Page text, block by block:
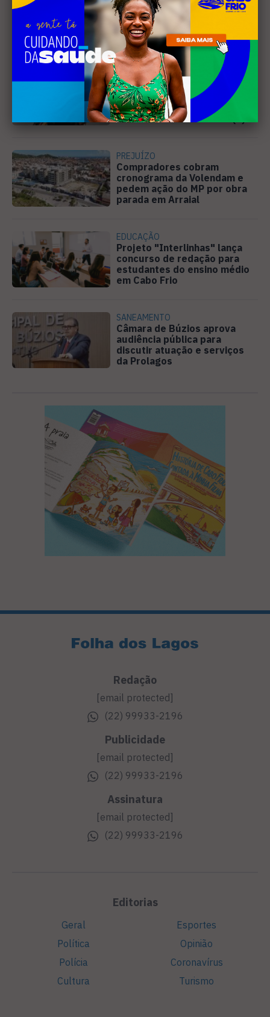
Leia Também
MÚSICA
Banda cabo-friense
Spectrummm apresenta
músicas inéditas no Diveneta
Moto Fest neste sábado (8)
PREJUÍZO
Compradores cobram
cronograma da Volendam e
pedem ação do MP por obra
parada em Arraial
EDUCAÇÃO
Projeto "Interlinhas" lança
concurso de redação para
estudantes do ensino médio
em Cabo Frio
SANEAMENTO
Câmara de Búzios aprova
audiência pública para
discutir atuação e serviços
da Prolagos
Redação
[email protected]
(22) 99933-2196
Publicidade
[email protected]
(22) 99933-2196
Assinatura
[email protected]
(22) 99933-2196
Editorias
Geral
Política
Polícia
Cultura
Esportes
Opinião
Coronavírus
Turismo